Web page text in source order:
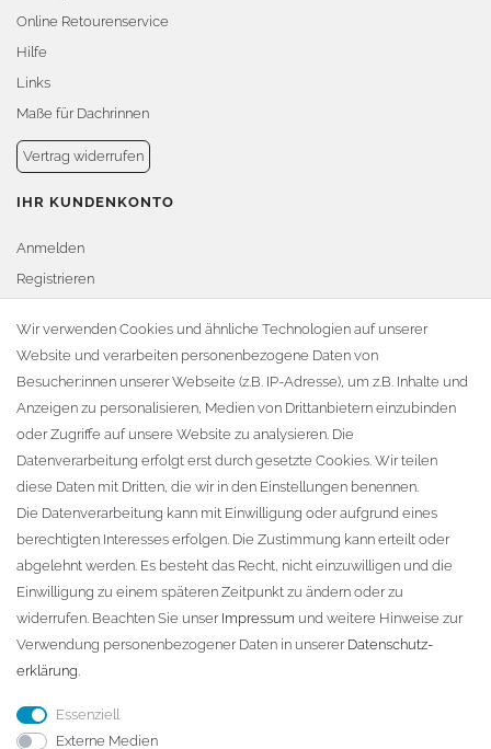
Online Retourenservice
Hilfe
Links
Maße für Dachrinnen
Vertrag widerrufen
IHR KUNDENKONTO
Anmelden
Registrieren
Warenkorb
Zur Kasse
KONTAKT
Fa. Steffen Jost
Söbrigener Weg 50
D-01796 Pirna
Telefon:+49 (0)3501 507295
info@dach-teufel.de
Wir verwenden Cookies und ähnliche Technologien auf unserer
Website und verarbeiten personenbezogene Daten von
Besucher:innen unserer Webseite (z.B. IP-Adresse), um z.B. Inhalte und
Anzeigen zu personalisieren, Medien von Drittanbietern einzubinden
oder Zugriffe auf unsere Website zu analysieren. Die
Datenverarbeitung erfolgt erst durch gesetzte Cookies. Wir teilen
diese Daten mit Dritten, die wir in den Einstellungen benennen.
Die Datenverarbeitung kann mit Einwilligung oder aufgrund eines
berechtigten Interesses erfolgen. Die Zustimmung kann erteilt oder
abgelehnt werden. Es besteht das Recht, nicht einzuwilligen und die
Einwilligung zu einem späteren Zeitpunkt zu ändern oder zu
widerrufen. Beachten Sie unser Impressum und weitere Hinweise zur
Verwendung personenbezogener Daten in unserer Daten­schutz­
erklärung.
Essenziell
Externe Medien